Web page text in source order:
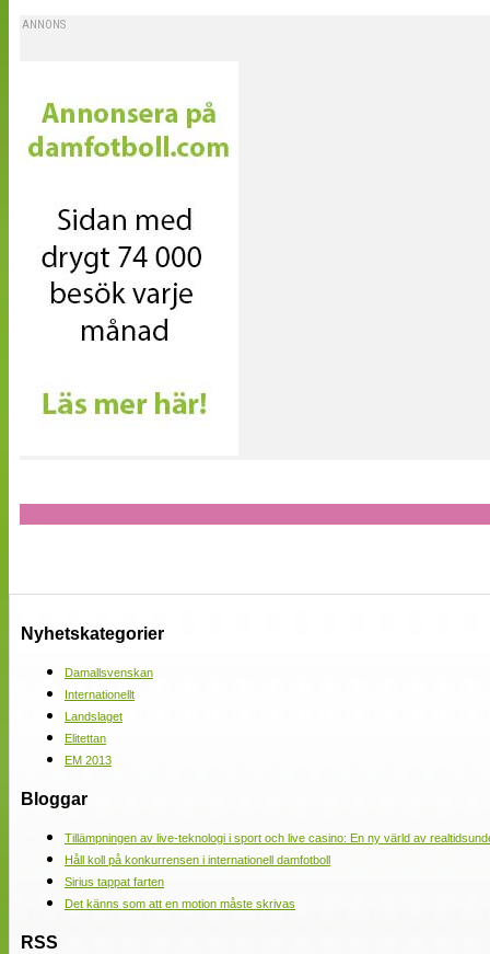
ANNONS
Nyhetskategorier
Damallsvenskan
Internationellt
Landslaget
Elitettan
EM 2013
Bloggar
Tillämpningen av live-teknologi i sport och live casino: En ny värld av
Håll koll på konkurrensen i internationell damfotboll
Sirius tappat farten
Det känns som att en motion måste skrivas
RSS